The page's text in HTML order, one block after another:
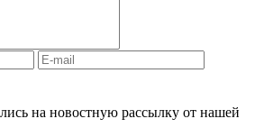
на новостную рассылку от нашей